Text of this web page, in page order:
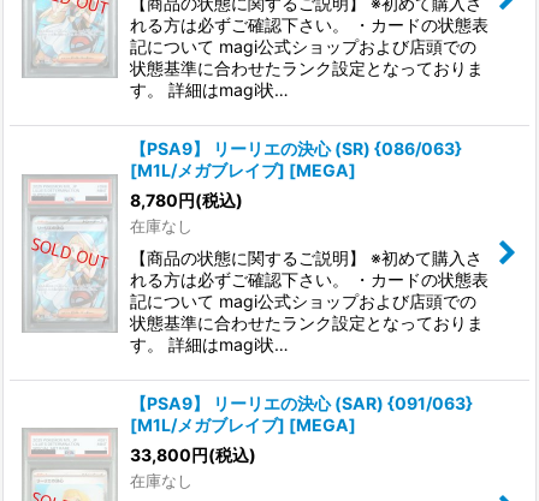
れる方は必ずご確認下さい。 ・カードの状態表
記について magi公式ショップおよび店頭での
状態基準に合わせたランク設定となっておりま
す。 詳細はmagi状…
【PSA9】 リーリエの決心 (SR) {086/063}
[M1L/メガブレイブ] [MEGA]
8,780円(税込)
在庫なし
【商品の状態に関するご説明】 ※初めて購入さ
れる方は必ずご確認下さい。 ・カードの状態表
記について magi公式ショップおよび店頭での
状態基準に合わせたランク設定となっておりま
す。 詳細はmagi状…
【PSA9】 リーリエの決心 (SAR) {091/063}
[M1L/メガブレイブ] [MEGA]
33,800円(税込)
在庫なし